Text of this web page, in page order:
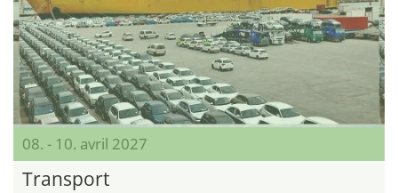
08. - 10. avril 2027
Transport